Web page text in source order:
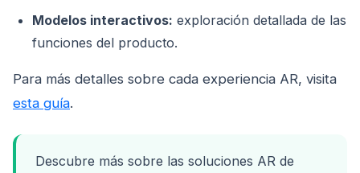
Modelos interactivos: exploración detallada de las
funciones del producto.
Para más detalles sobre cada experiencia AR, visita
esta guía.
Descubre más sobre las soluciones AR de